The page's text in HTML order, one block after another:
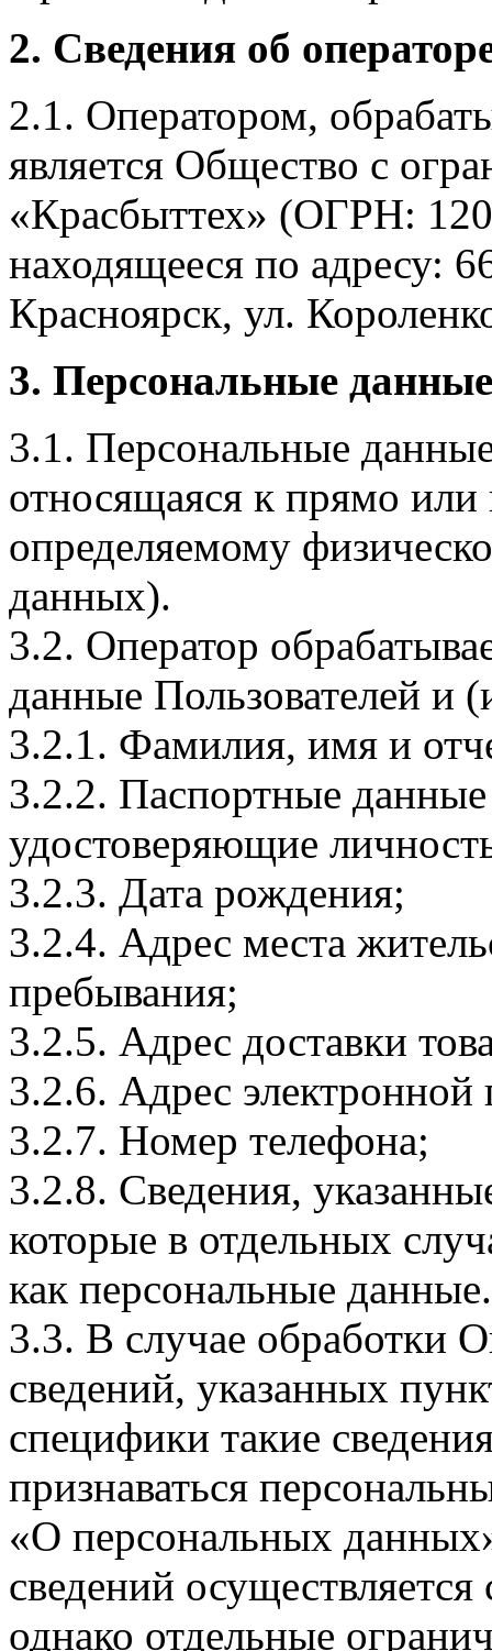
2. Сведения об
2.1. Оператором,
является Общество с
«Красбыттех» (ОГРН:
находящееся по адресу:
Красноярск, ул.
3. Персональные
3.1. Персональные
относящаяся к прямо
определяемому
данных).
3.2. Оператор
данные Пользователей и
3.2.1. Фамилия, имя и
3.2.2. Паспортные
удостоверяющие
3.2.3. Дата рождения;
3.2.4. Адрес места
пребывания;
3.2.5. Адрес доставки
3.2.6. Адрес электронной
3.2.7. Номер телефона;
3.2.8. Сведения,
которые в отдельных
как персональные данные.
3.3. В случае обработки
сведений, указанных
специфики такие
признаваться
«О персональных
сведений
однако отдельные